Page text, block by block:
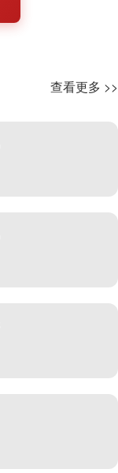
查看更多 >>